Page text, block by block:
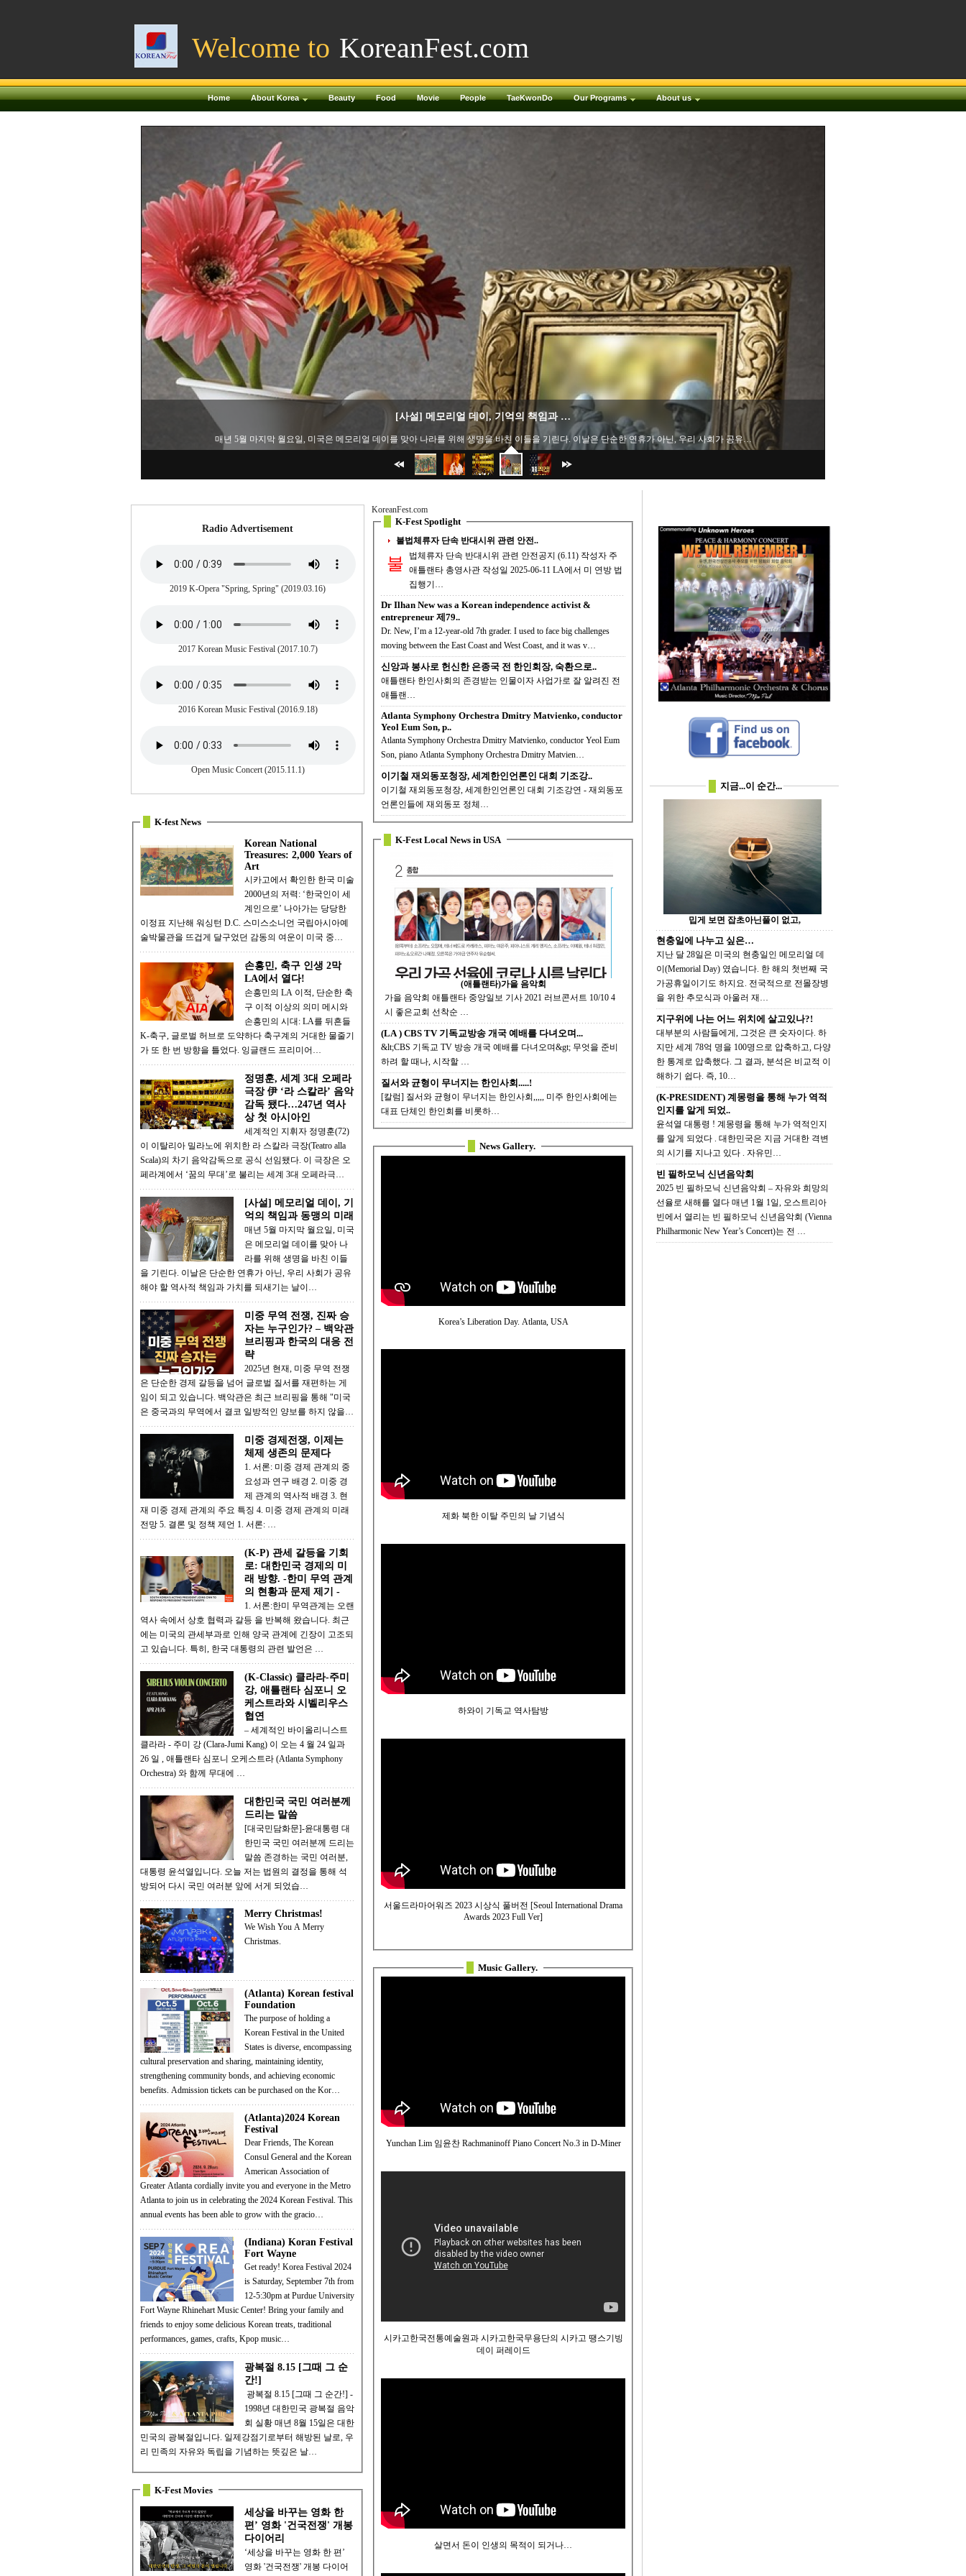
Welcome to KoreanFest.com
Home About Korea Beauty Food Movie People TaeKwonDo Our Programs About us
미중 무역 전쟁, 진짜 승자는 누구인…
2025년 현재, 미중 무역 전쟁은 단순한 경제 갈등을 넘어 글로벌 질서를 재편하는 게임이 되고 있습니다. 백악관은 최근 브리핑을 통해 "미국은 중국과…
Radio Advertisement
2019 K-Opera "Spring, Spring" (2019.03.16)
2017 Korean Music Festival (2017.10.7)
2016 Korean Music Festival (2016.9.18)
Open Music Concert (2015.11.1)
K-fest News
Korean National
Treasures: 2,000 Years of
Art
시카고에서 확인한 한국 미술
2000년의 저력: ‘한국인이 세
계인으로’ 나아가는 당당한
이정표 지난해 워싱턴 D.C. 스미스소니언 국립아시아예
술박물관을 뜨겁게 달구었던 감동의 여운이 미국 중…
손흥민, 축구 인생 2막
LA에서 열다!
손흥민의 LA 이적, 단순한 축
구 이적 이상의 의미 메시와
손흥민의 시대: LA를 뒤흔들
K-축구, 글로벌 허브로 도약하다 축구계의 거대한 물줄기
가 또 한 번 방향을 틀었다. 잉글랜드 프리미어…
정명훈, 세계 3대 오페라
극장 伊 ‘라 스칼라’ 음악
감독 됐다…247년 역사
상 첫 아시아인
세계적인 지휘자 정명훈(72)
이 이탈리아 밀라노에 위치한 라 스칼라 극장(Teatro alla
Scala)의 차기 음악감독으로 공식 선임됐다. 이 극장은 오
페라계에서 ‘꿈의 무대’로 불리는 세계 3대 오페라극…
[사설] 메모리얼 데이, 기
억의 책임과 동맹의 미래
매년 5월 마지막 월요일, 미국
은 메모리얼 데이를 맞아 나
라를 위해 생명을 바친 이들
을 기린다. 이날은 단순한 연휴가 아닌, 우리 사회가 공유
해야 할 역사적 책임과 가치를 되새기는 날이…
미중 무역 전쟁, 진짜 승
자는 누구인가? – 백악관
브리핑과 한국의 대응 전
략
2025년 현재, 미중 무역 전쟁
은 단순한 경제 갈등을 넘어 글로벌 질서를 재편하는 게
임이 되고 있습니다. 백악관은 최근 브리핑을 통해 "미국
은 중국과의 무역에서 결코 일방적인 양보를 하지 않을…
미중 경제전쟁, 이제는
체제 생존의 문제다
1. 서론: 미중 경제 관계의 중
요성과 연구 배경 2. 미중 경
제 관계의 역사적 배경 3. 현
재 미중 경제 관계의 주요 특징 4. 미중 경제 관계의 미래
전망 5. 결론 및 정책 제언 1. 서론: …
(K-P) 관세 갈등을 기회
로: 대한민국 경제의 미
래 방향. -한미 무역 관계
의 현황과 문제 제기 -
1. 서론:한미 무역관계는 오랜
역사 속에서 상호 협력과 갈등 을 반복해 왔습니다. 최근
에는 미국의 관세부과로 인해 양국 관계에 긴장이 고조되
고 있습니다. 특히, 한국 대통령의 관련 발언은 …
(K-Classic) 클라라-주미
강, 애틀랜타 심포니 오
케스트라와 시벨리우스
협연
– 세계적인 바이올리니스트
클라라 - 주미 강 (Clara-Jumi Kang) 이 오는 4 월 24 일과
26 일 , 애틀랜타 심포니 오케스트라 (Atlanta Symphony
Orchestra) 와 함께 무대에 …
대한민국 국민 여러분께
드리는 말씀
[대국민담화문]-윤대통령 대
한민국 국민 여러분께 드리는
말씀 존경하는 국민 여러분,
대통령 윤석열입니다. 오늘 저는 법원의 결정을 통해 석
방되어 다시 국민 여러분 앞에 서게 되었습…
Merry Christmas!
We Wish You A Merry
Christmas.
(Atlanta) Korean festival
Foundation
The purpose of holding a
Korean Festival in the United
States is diverse, encompassing
cultural preservation and sharing, maintaining identity,
strengthening community bonds, and achieving economic
benefits. Admission tickets can be purchased on the Kor…
(Atlanta)2024 Korean
Festival
Dear Friends, The Korean
Consul General and the Korean
American Association of
Greater Atlanta cordially invite you and everyone in the Metro
Atlanta to join us in celebrating the 2024 Korean Festival. This
annual events has been able to grow with the gracio…
(Indiana) Koran Festival
Fort Wayne
Get ready! Korea Festival 2024
is Saturday, September 7th from
12-5:30pm at Purdue University
Fort Wayne Rhinehart Music Center! Bring your family and
friends to enjoy some delicious Korean treats, traditional
performances, games, crafts, Kpop music…
광복절 8.15 [그때 그 순
간!]
1998년 대한민국 광복절 음악
회 실황 매년 8월 15일은 대한
민국의 광복절입니다. 일제강점기로부터 해방된 날로, 우
리 민족의 자유와 독립을 기념하는 뜻깊은 날…
K-Fest Movies
세상을 바꾸는 영화 한
편’ 영화 '건국전쟁' 개봉
다이어리
‘세상을 바꾸는 영화 한 편’
영화 '건국전쟁' 개봉 다이어
KoreanFest.com
K-Fest Spotlight
불법체류자 단속 반대시위 관련 안전..
불
법체류자 단속 반대시위 관련 안전공지 (6.11) 작성자 주
애틀랜타 총영사관 작성일 2025-06-11 LA에서 미 연방 법
집행기…
Dr Ilhan New was a Korean independence activist &
entrepreneur 제79..
Dr. New, I’m a 12-year-old 7th grader. I used to face big challenges
moving between the East Coast and West Coast, and it was v…
신앙과 봉사로 헌신한 은종국 전 한인회장, 숙환으로..
애틀랜타 한인사회의 존경받는 인물이자 사업가로 잘 알려진 전
애틀랜…
Atlanta Symphony Orchestra Dmitry Matvienko, conductor
Yeol Eum Son, p..
Atlanta Symphony Orchestra Dmitry Matvienko, conductor Yeol Eum
Son, piano Atlanta Symphony Orchestra Dmitry Matvien…
이기철 재외동포청장, 세계한인언론인 대회 기조강..
이기철 재외동포청장, 세계한인언론인 대회 기조강연 - 재외동포
언론인들에 재외동포 정체…
K-Fest Local News in USA
(애틀랜타)가을 음악회
가을 음악회 애틀랜타 중앙일보 기사 2021 러브콘서트 10/10 4
시 좋은교회 선착순 …
(LA ) CBS TV 기독교방송 개국 예배를 다녀오며...
&lt;CBS 기독교 TV 방송 개국 예배를 다녀오며&gt; 무엇을 준비
하려 할 때나, 시작할 …
질서와 균형이 무너지는 한인사회.....!
[칼럼] 질서와 균형이 무너지는 한인사회,,,,, 미주 한인사회에는
대표 단체인 한인회를 비롯하…
News Gallery.
Korea’s Liberation Day. Atlanta, USA
제화 북한 이탈 주민의 날 기념식
하와이 기독교 역사탐방
서울드라마어워즈 2023 시상식 풀버전 [Seoul International Drama
Awards 2023 Full Ver]
Music Gallery.
Yunchan Lim 임윤찬 Rachmaninoff Piano Concert No.3 in D-Miner
시카고한국전통예술원과 시카고한국무용단의 시카고 땡스기빙
데이 퍼레이드
살면서 돈이 인생의 목적이 되거나…
지금...이 순간...
밉게 보면 잡초아닌풀이 없고,
현충일에 나누고 싶은…
지난 달 28일은 미국의 현충일인 메모리얼 데
이(Memorial Day) 였습니다. 한 해의 첫번째 국
가공휴일이기도 하지요. 전국적으로 전몰장병
을 위한 추모식과 아울러 재…
지구위에 나는 어느 위치에 살고있나?!
대부분의 사람들에게, 그것은 큰 숫자이다. 하
지만 세계 78억 명을 100명으로 압축하고, 다양
한 통계로 압축했다. 그 결과, 분석은 비교적 이
해하기 쉽다. 즉, 10…
(K-PRESIDENT) 계몽령을 통해 누가 역적
인지를 알게 되었..
윤석열 대통령 ! 계몽령을 통해 누가 역적인지
를 알게 되었다 . 대한민국은 지금 거대한 격변
의 시기를 지나고 있다 . 자유민…
빈 필하모닉 신년음악회
2025 빈 필하모닉 신년음악회 – 자유와 희망의
선율로 새해를 열다 매년 1월 1일, 오스트리아
빈에서 열리는 빈 필하모닉 신년음악회 (Vienna
Philharmonic New Year’s Concert)는 전 …